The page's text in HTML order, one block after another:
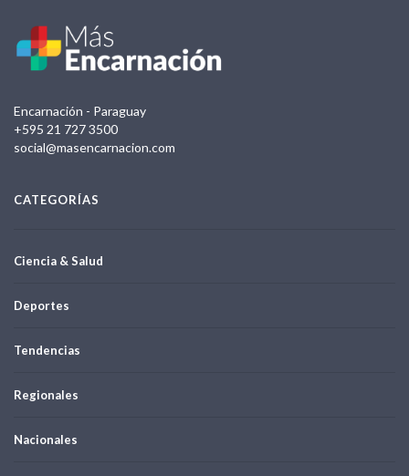
Encarnación - Paraguay
+595 21 727 3500
social@masencarnacion.com
CATEGORÍAS
Ciencia & Salud
Deportes
Tendencias
Regionales
Nacionales